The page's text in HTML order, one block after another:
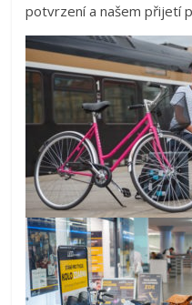
potvrzení a našem přijetí